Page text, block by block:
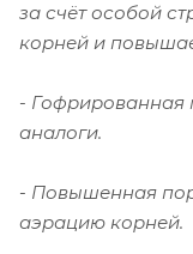
за счёт особой
корней и
- Гофрированная
аналоги.
- Повышенная
аэрацию корней.